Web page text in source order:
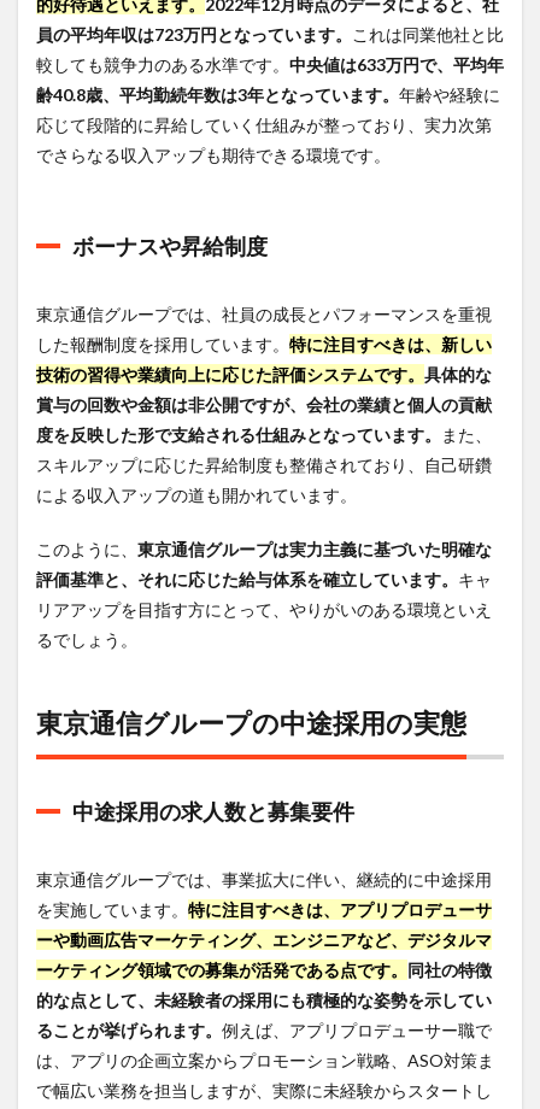
5
激務
度と
東京
グル
ープ
フバ
は？
5.1
労働
時間
と業
務内
容
5.2
ック
スタ
イム
制度
暇制
6
東京
通信
ープ
のリ
コミ
と評
判
6.1
社員
のポ
ジテ
ィブ
な口
コミ
員の平均年収は723万円となっています。
これは同業他社と比
較しても競争力のある水準です。 中央値は633万円で、平均年
齢40.8歳、平均勤続年数は3年となっています。 年齢や経験に
応じて段階的に昇給していく仕組みが整っており、実力次第
でさらなる収入アップも期待できる環境です。
ボーナスや昇給制度
東京通信グループでは、社員の成長とパフォーマンスを重視
した報酬制度を採用しています。 特に注目すべきは、新しい
技術の習得や業績向上に応じた評価システムです。 具体的な
賞与の回数や金額は非公開ですが、会社の業績と個人の貢献
度を反映した形で支給される仕組みとなっています。
また、
スキルアップに応じた昇給制度も整備されており、自己研鑽
による収入アップの道も開かれています。
このように、 東京通信グループは実力主義に基づいた明確な
評価基準と、それに応じた給与体系を確立しています。 キャ
リアアップを目指す方にとって、やりがいのある環境といえ
るでしょう。
東京通信グループの中途採用の実態
中途採用の求人数と募集要件
東京通信グループでは、事業拡大に伴い、継続的に中途採用
を実施しています。 特に注目すべきは、アプリプロデューサ
ーや動画広告マーケティング、エンジニアなど、デジタルマ
ーケティング領域での募集が活発である点です。 同社の特徴
的な点として、未経験者の採用にも積極的な姿勢を示してい
ることが挙げられます。 例えば、アプリプロデューサー職で
は、アプリの企画立案からプロモーション戦略、ASO対策ま
で幅広い業務を担当しますが、実際に未経験からスタートし